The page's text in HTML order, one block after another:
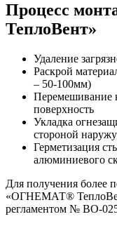
Процесс
ТеплоВент»
Удаление
Раскрой
– 50-100мм)
Перемешивание
поверхность
Укладка
стороной наружу
Герметизация
алюминиевого
Для получения более
«ОГНЕМАТ®
регламентом № ВО-